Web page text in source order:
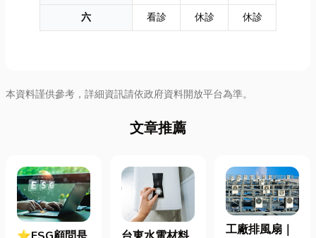
六
看診 休診 休診
本資料謹供參考，詳細資訊請依政府資料開放平台為準。
文章推薦
工廠排風扇｜